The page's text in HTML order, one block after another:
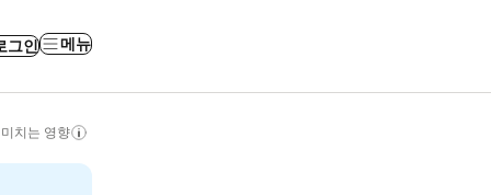
그인 메뉴
치는 영향